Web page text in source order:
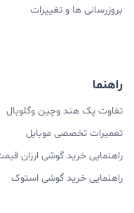
بروزرسانی ها و تغییرات
راهنما
تفاوت پک هند وچین وگلوبال
تعمیرات تخصصی موبایل
راهنمایی خرید گوشی ارزان
راهنمایی خرید گوشی استوک